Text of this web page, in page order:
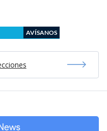
AVÍSANOS